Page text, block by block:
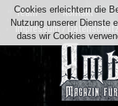
Team Kontakt
Impressum /
Cookies erleichtern die
Nutzung unserer Dienste
dass wir Cookies